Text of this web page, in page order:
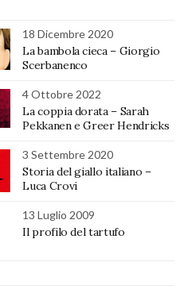
18 Dicembre 2020
La bambola cieca – Giorgio
Scerbanenco
4 Ottobre 2022
La coppia dorata – Sarah
Pekkanen e Greer Hendricks
3 Settembre 2020
Storia del giallo italiano –
Luca Crovi
13 Luglio 2009
Il profilo del tartufo